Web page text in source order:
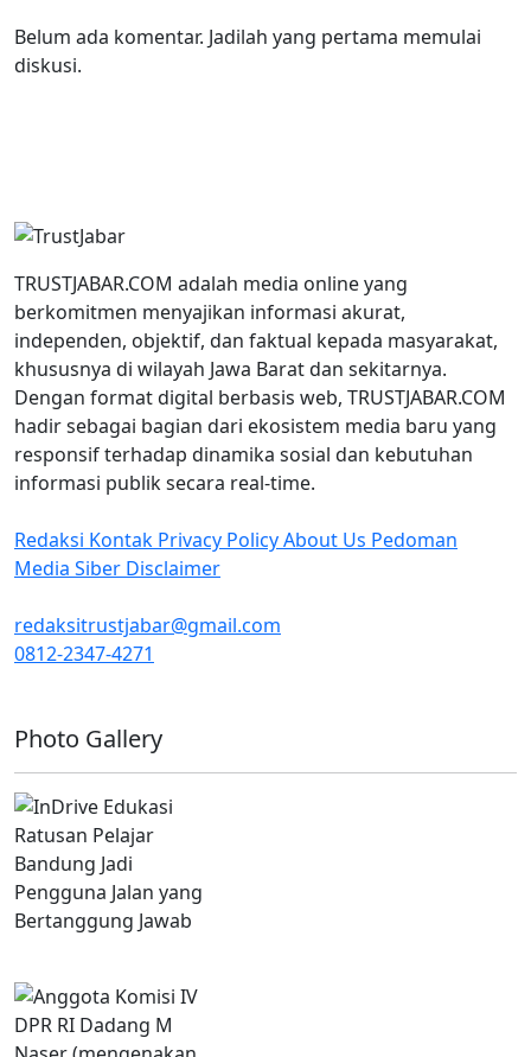
Belum ada komentar. Jadilah yang pertama memulai
diskusi.
TRUSTJABAR.COM adalah media online yang
berkomitmen menyajikan informasi akurat,
independen, objektif, dan faktual kepada masyarakat,
khususnya di wilayah Jawa Barat dan sekitarnya.
Dengan format digital berbasis web, TRUSTJABAR.COM
hadir sebagai bagian dari ekosistem media baru yang
responsif terhadap dinamika sosial dan kebutuhan
informasi publik secara real-time.
Redaksi Kontak Privacy PolicyAbout Us Pedoman
Media Siber Disclaimer
redaksitrustjabar@gmail.com
0812-2347-4271
Photo Gallery